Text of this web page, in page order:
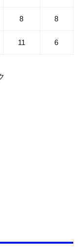
8 8
11 6